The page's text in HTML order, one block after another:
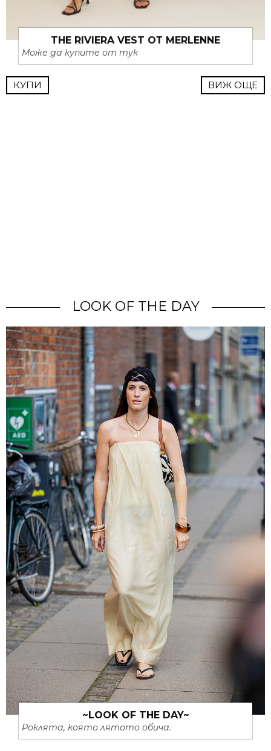
THE RIVIERA VEST ОТ MERLENNE
Може да купите от тук
КУПИ ВИЖ ОЩЕ
LOOK OF THE DAY
~LOOK OF THE DAY~
Роклята, която лятото обича.